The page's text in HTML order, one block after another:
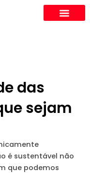
das
sejam
é sustentável não
que podemos